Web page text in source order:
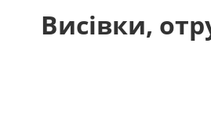
Висівки,